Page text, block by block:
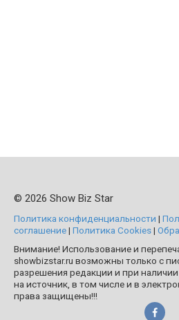
© 2026 Show Biz Star
Политика конфиденциальности |
соглашение| Политика Cookies|
Внимание! Использование и
showbizstar.ru возможны только с
разрешения редакции и при
на источник, в том числе и в
права защищены!!!